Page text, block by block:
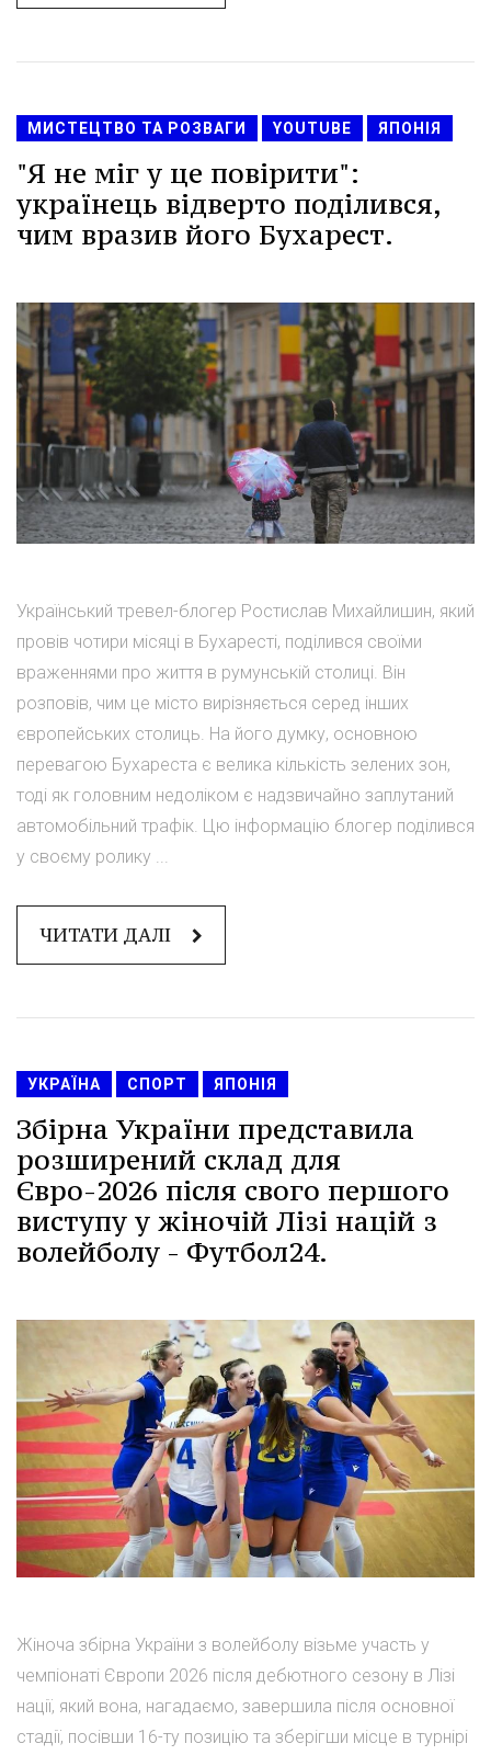
МИСТЕЦТВО ТА РОЗВАГИ YOUTUBE ЯПОНІЯ
"Я не міг у це повірити":
українець відверто поділився,
чим вразив його Бухарест.
Український тревел-блогер Ростислав Михайлишин, який
провів чотири місяці в Бухаресті, поділився своїми
враженнями про життя в румунській столиці. Він
розповів, чим це місто вирізняється серед інших
європейських столиць. На його думку, основною
перевагою Бухареста є велика кількість зелених зон,
тоді як головним недоліком є надзвичайно заплутаний
автомобільний трафік. Цю інформацію блогер поділився
у своєму ролику ...
ЧИТАТИ ДАЛІ
УКРАЇНА СПОРТ ЯПОНІЯ
Збірна України представила
розширений склад для
Євро-2026 після свого першого
виступу у жіночій Лізі націй з
волейболу - Футбол24.
Жіноча збірна України з волейболу візьме участь у
чемпіонаті Європи 2026 після дебютного сезону в Лізі
нації, який вона, нагадаємо, завершила після основної
стадії, посівши 16-ту позицію та зберігши місце в турнірі